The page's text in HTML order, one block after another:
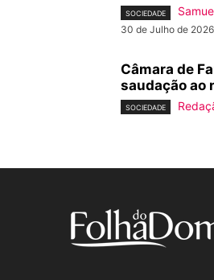
SOCIEDADE
30 de Julho de 2026
Câmara de
saudação ao
SOCIEDADE